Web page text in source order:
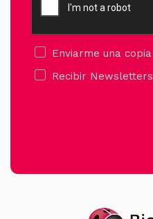
Enviarme una copia
Recibir Newsletters